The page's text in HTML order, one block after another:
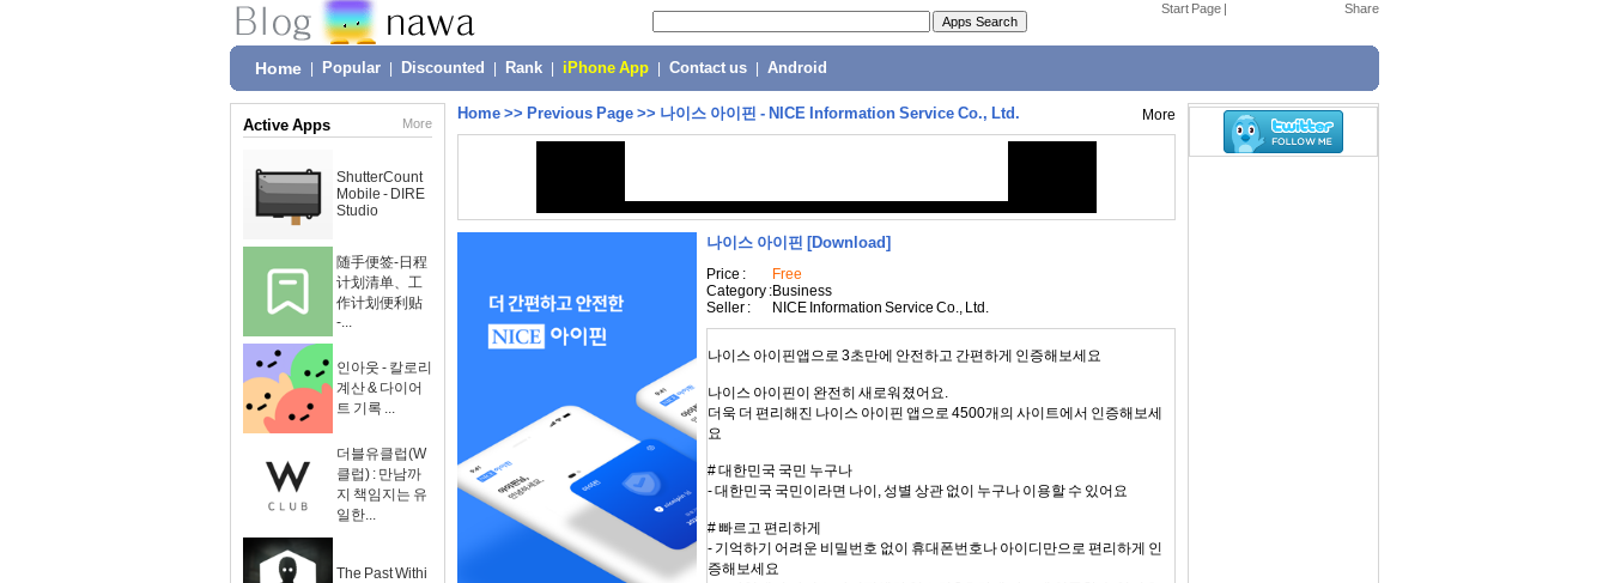
Start Page |
Home Popular Discounted Rank iPhone App Contact us Android
Active Apps More
ShutterCount
Mobile - DIRE
Studio
随手便签-日程
计划清单、工
作计划便利贴
-...
인아웃 - 칼로리
계산 & 다이어
트 기록 ...
더블유클럽(W
클럽) : 만남까
지 책임지는 유
일한...
The Past Withi
Home >> Previous Page >> 나이스 아이핀 - NICE Information Service Co., Ltd. More
나이스 아이핀 [Download]
Price :
Free
Category :Business
Seller :
NICE Information Service Co., Ltd.
나이스 아이핀앱으로 3초만에 안전하고 간편하게 인증해보세요
나이스 아이핀이 완전히 새로워졌어요.
더욱 더 편리해진 나이스 아이핀 앱으로 4500개의 사이트에서 인증해보세
요
# 대한민국 국민 누구나
- 대한민국 국민이라면 나이, 성별 상관 없이 누구나 이용할 수 있어요
# 빠르고 편리하게
- 기억하기 어려운 비밀번호 없이 휴대폰번호나 아이디만으로 편리하게 인
증해보세요